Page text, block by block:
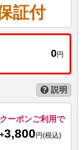
証付
0円
説明
クーポンご利用で
+3,800 円(税込)